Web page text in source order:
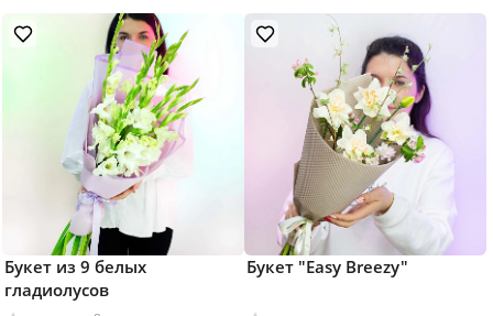
Букет из 9 белых
гладиолусов
Букет "Easy Breezy"